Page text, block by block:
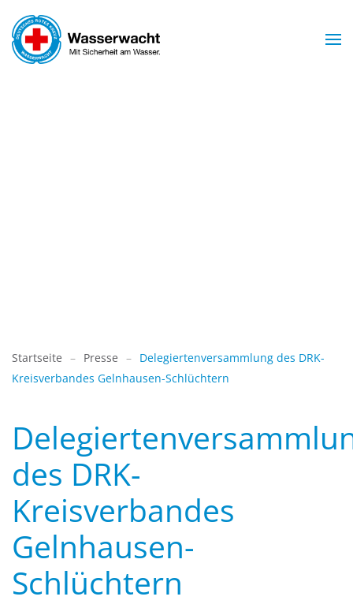
Zum Hauptinhalt springen
Startseite Presse
Delegiertenversammlung des DRK-
Kreisverbandes Gelnhausen-Schlüchtern
des DRK-
Kreisverbandes
Gelnhausen-
Schlüchtern